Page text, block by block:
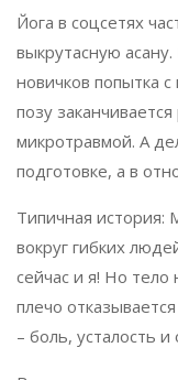
Йога в соцсетях
выкрутасную
новичков попытка
позу
микротравмой. А
подготовке, а в
Типичная история:
вокруг гибких
сейчас и я! Но тело
плечо
– боль, усталость